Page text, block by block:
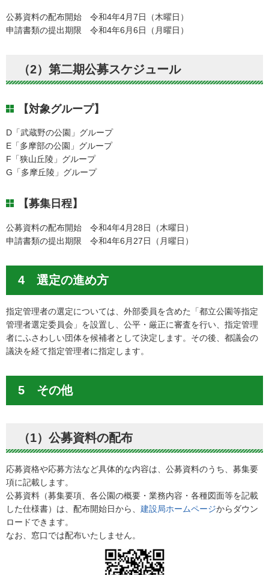
公募資料の配布開始 令和4年4月7日（木曜日）
申請書類の提出期限 令和4年6月6日（月曜日）
（2）第二期公募スケジュール
【対象グループ】
D「武蔵野の公園」グループ
E「多摩部の公園」グループ
F「狭山丘陵」グループ
G「多摩丘陵」グループ
【募集日程】
公募資料の配布開始 令和4年4月28日（木曜日）
申請書類の提出期限 令和4年6月27日（月曜日）
4 選定の進め方
指定管理者の選定については、外部委員を含めた「都立公園等指定
管理者選定委員会」を設置し、公平・厳正に審査を行い、指定管理
者にふさわしい団体を候補者として決定します。その後、都議会の
議決を経て指定管理者に指定します。
5 その他
（1）公募資料の配布
応募資格や応募方法など具体的な内容は、公募資料のうち、募集要
項に記載します。
公募資料（募集要項、各公園の概要・業務内容・各種図面等を記載
した仕様書）は、配布開始日から、 建設局ホームページからダウン
ロードできます。
なお、窓口では配布いたしません。